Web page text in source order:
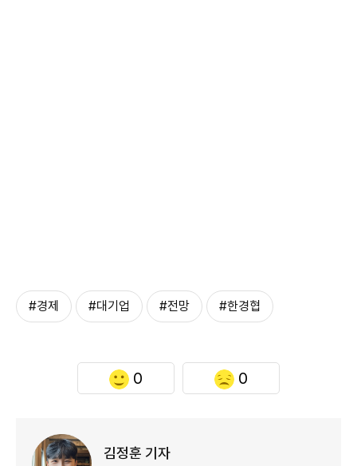
#경제 #대기업 #전망 #한경협
0 0
김정훈 기자